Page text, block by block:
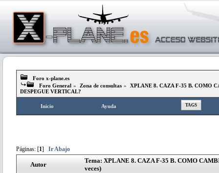
Foro x-plane.es
Foro General » Zona de consultas »
XPLANE 8. CAZA F-35 B. COMO
DESPEGUE VERTICAL?
Inicio Ayuda TAGS
Páginas: [1] Ir Abajo
Autor
Tema: XPLANE 8. CAZA F-35 B. COMO
veces)